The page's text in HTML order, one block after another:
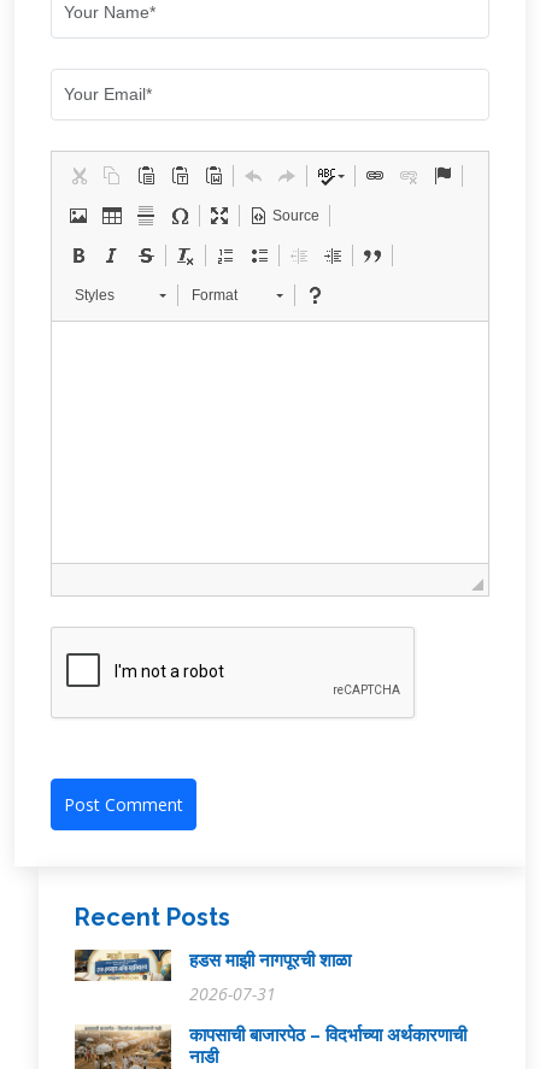
Source
Styles Format
Recent Posts
हडस माझी नागपूरची शाळा
2026-07-31
कापसाची बाजारपेठ – विदर्भाच्या अर्थकारणाची
नाडी